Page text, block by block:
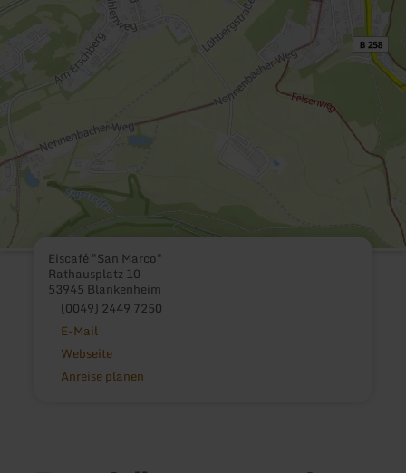
Eiscafé "San Marco"
Rathausplatz 10
53945 Blankenheim
(0049) 2449 7250
E-Mail
Webseite
Anreise planen